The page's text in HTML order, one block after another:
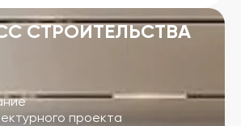
СТРОИТЕЛЬСТВА
проекта